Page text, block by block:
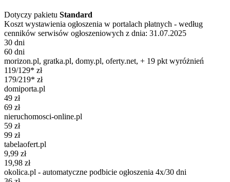
Dotyczy pakietu Standard
Koszt wystawienia ogłoszenia w portalach płatnych - według
cenników serwisów ogłoszeniowych z dnia: 31.07.2025
30 dni
60 dni
morizon.pl, gratka.pl, domy.pl, oferty.net, + 19 pkt wyróżnień
119/129* zł
179/219* zł
domiporta.pl
49 zł
69 zł
nieruchomosci-online.pl
59 zł
99 zł
tabelaofert.pl
9,99 zł
19,98 zł
okolica.pl - automatyczne podbicie ogłoszenia 4x/30 dni